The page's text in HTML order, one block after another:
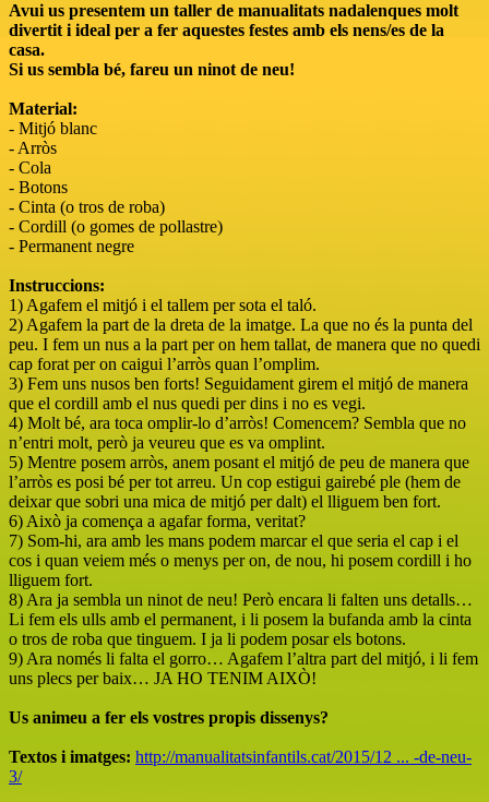
Avui us presentem un taller de manualitats nadalenques molt
divertit i ideal per a fer aquestes festes amb els nens/es de la
casa.
Si us sembla bé, fareu un ninot de neu!
Material:
- Mitjó blanc
- Arròs
- Cola
- Botons
- Cinta (o tros de roba)
- Cordill (o gomes de pollastre)
- Permanent negre
Instruccions:
1) Agafem el mitjó i el tallem per sota el taló.
2) Agafem la part de la dreta de la imatge. La que no és la punta del
peu. I fem un nus a la part per on hem tallat, de manera que no quedi
cap forat per on caigui l’arròs quan l’omplim.
3) Fem uns nusos ben forts! Seguidament girem el mitjó de manera
que el cordill amb el nus quedi per dins i no es vegi.
4) Molt bé, ara toca omplir-lo d’arròs! Comencem? Sembla que no
n’entri molt, però ja veureu que es va omplint.
5) Mentre posem arròs, anem posant el mitjó de peu de manera que
l’arròs es posi bé per tot arreu. Un cop estigui gairebé ple (hem de
deixar que sobri una mica de mitjó per dalt) el lliguem ben fort.
6) Això ja comença a agafar forma, veritat?
7) Som-hi, ara amb les mans podem marcar el que seria el cap i el
cos i quan veiem més o menys per on, de nou, hi posem cordill i ho
lliguem fort.
8) Ara ja sembla un ninot de neu! Però encara li falten uns detalls…
Li fem els ulls amb el permanent, i li posem la bufanda amb la cinta
o tros de roba que tinguem. I ja li podem posar els botons.
9) Ara només li falta el gorro… Agafem l’altra part del mitjó, i li fem
uns plecs per baix… JA HO TENIM AIXÒ!
Us animeu a fer els vostres propis dissenys?
Textos i imatges: http://manualitatsinfantils.cat/2015/12 ... -de-neu-
3/